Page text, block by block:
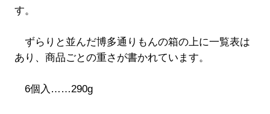
す。
ずらりと並んだ博多通りもんの箱の上に一覧表は
あり、商品ごとの重さが書かれています。
6個入……290g